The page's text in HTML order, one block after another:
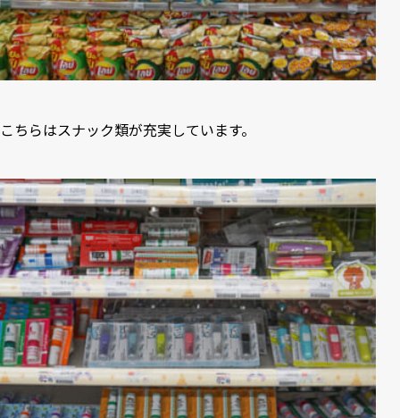
こちらはスナック類が充実しています。